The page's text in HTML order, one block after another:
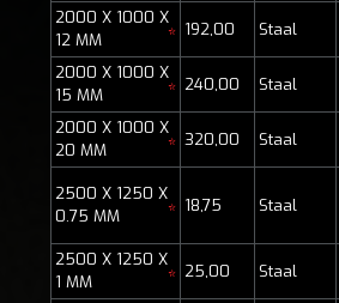
2000 X 1000 X
12 MM
* 192,00 Staal
2000 X 1000 X
15 MM
* 240,00 Staal
2000 X 1000 X
20 MM
* 320,00 Staal
2500 X 1250 X
0.75 MM
* 18,75 Staal
2500 X 1250 X
1 MM
* 25,00 Staal